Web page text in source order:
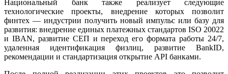
Национальный банк также реализует следующие
технологические проекты, внедрение которых позволит
финтех — индустрии получить новый импульс или базу для
развития: внедрение единых платежных стандартов ISO 20022
и IBAN, развитие СЕП и переход его формата работы 24/7,
удаленная идентификация физлиц, развитие BankID,
рекомендации и стандартизация открытие API банками.